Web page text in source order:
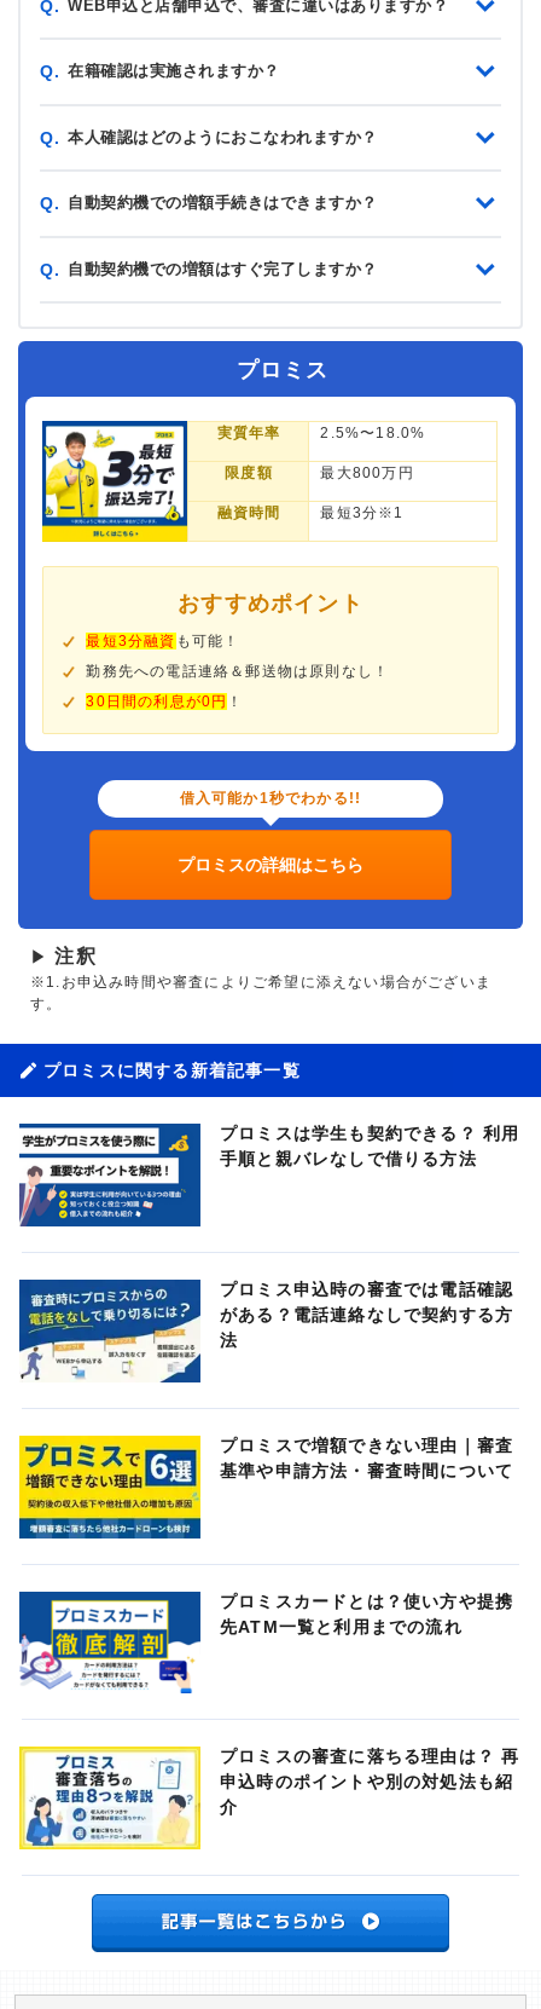
Q. WEB申込と店舗申込で、審査に違いはありますか？
Q. 在籍確認は実施されますか？
Q. 本人確認はどのようにおこなわれますか？
Q. 自動契約機での増額手続きはできますか？
Q. 自動契約機での増額はすぐ完了しますか？
プロミス
実質年率 2.5%〜18.0%
限度額 最大800万円
融資時間 最短3分※1
おすすめポイント
最短3分融資 も可能！
勤務先への電話連絡＆郵送物は原則なし！
30日間の利息が0円 ！
借入可能か1秒でわかる!!
プロミスの詳細はこちら
▶ 注釈
※1.お申込み時間や審査によりご希望に添えない場合がございま
す。
プロミスに関する新着記事一覧
プロミスは学生も契約できる？ 利用
手順と親バレなしで借りる方法
プロミス申込時の審査では電話確認
がある？電話連絡なしで契約する方
法
プロミスで増額できない理由｜審査
基準や申請方法・審査時間について
プロミスカードとは？使い方や提携
先ATM一覧と利用までの流れ
プロミスの審査に落ちる理由は？ 再
申込時のポイントや別の対処法も紹
介